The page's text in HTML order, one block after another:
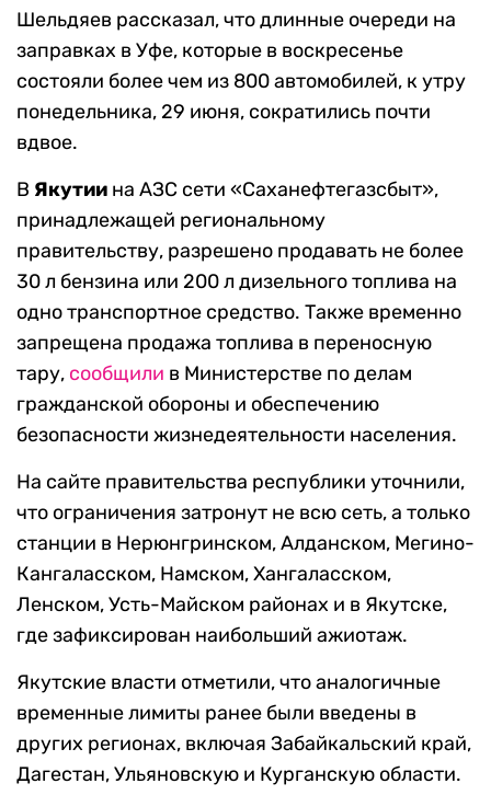
Шельдяев рассказал, что длинные очереди на
заправках в Уфе, которые в воскресенье
состояли более чем из 800 автомобилей, к утру
понедельника, 29 июня, сократились почти
вдвое.
В Якутии на АЗС сети «Саханефтегазсбыт»,
принадлежащей региональному
правительству, разрешено продавать не более
30 л бензина или 200 л дизельного топлива на
одно транспортное средство. Также временно
запрещена продажа топлива в переносную
тару, сообщили в Министерстве по делам
гражданской обороны и обеспечению
безопасности жизнедеятельности населения.
На сайте правительства республики уточнили,
что ограничения затронут не всю сеть, а только
станции в Нерюнгринском, Алданском, Мегино-
Кангаласском, Намском, Хангаласском,
Ленском, Усть-Майском районах и в Якутске,
где зафиксирован наибольший ажиотаж.
Якутские власти отметили, что аналогичные
временные лимиты ранее были введены в
других регионах, включая Забайкальский край,
Дагестан, Ульяновскую и Курганскую области.